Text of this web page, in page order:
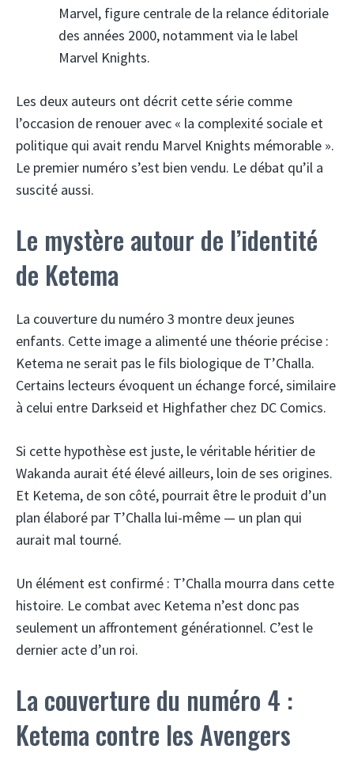
Marvel, figure centrale de la relance éditoriale
des années 2000, notamment via le label
Marvel Knights.
Les deux auteurs ont décrit cette série comme
l’occasion de renouer avec « la complexité sociale et
politique qui avait rendu Marvel Knights mémorable ».
Le premier numéro s’est bien vendu. Le débat qu’il a
suscité aussi.
Le mystère autour de l’identité
de Ketema
La couverture du numéro 3 montre deux jeunes
enfants. Cette image a alimenté une théorie précise :
Ketema ne serait pas le fils biologique de T’Challa.
Certains lecteurs évoquent un échange forcé, similaire
à celui entre Darkseid et Highfather chez DC Comics.
Si cette hypothèse est juste, le véritable héritier de
Wakanda aurait été élevé ailleurs, loin de ses origines.
Et Ketema, de son côté, pourrait être le produit d’un
plan élaboré par T’Challa lui-même — un plan qui
aurait mal tourné.
Un élément est confirmé : T’Challa mourra dans cette
histoire. Le combat avec Ketema n’est donc pas
seulement un affrontement générationnel. C’est le
dernier acte d’un roi.
La couverture du numéro 4 :
Ketema contre les Avengers